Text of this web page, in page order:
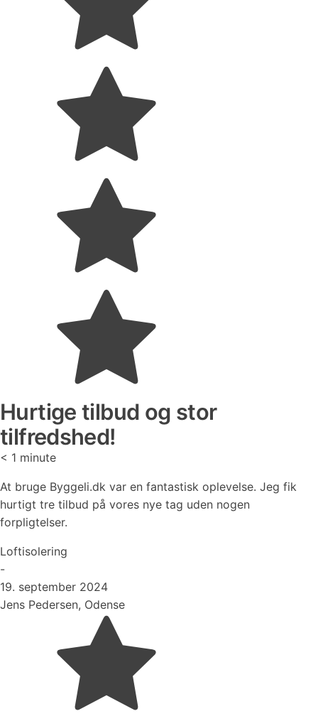
Hurtige tilbud og stor
tilfredshed!
< 1 minute
At bruge Byggeli.dk var en fantastisk oplevelse. Jeg fik
hurtigt tre tilbud på vores nye tag uden nogen
forpligtelser.
Loftisolering
-
19. september 2024
Jens Pedersen, Odense